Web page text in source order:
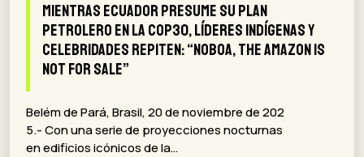
Mientras Ecuador presume su plan
petrolero en la COP30, líderes indígenas y
celebridades repiten: “Noboa, The Amazon Is
Not For Sale”
Belém de Pará, Brasil, 20 de noviembre de 202
5.- Con una serie de proyecciones nocturnas
en edificios icónicos de la…